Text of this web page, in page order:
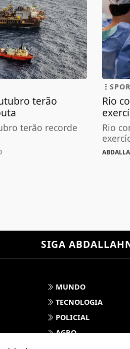
terão
terão recorde
Rio
Rio
SIGA
MUNDO
TECNOLOGIA
POLICIAL
AGRO